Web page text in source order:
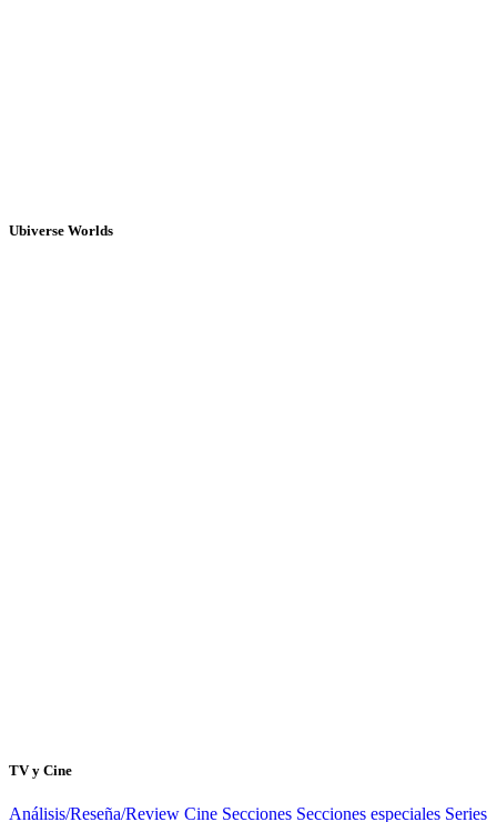
Ubiverse Worlds
TV y Cine
Análisis/Reseña/Review Cine Secciones Secciones especiales Series